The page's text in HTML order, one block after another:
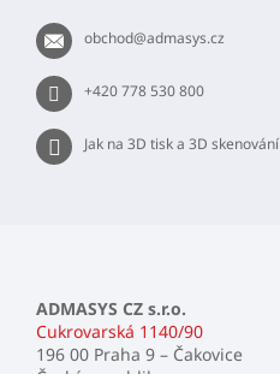
obchod@admasys.cz
+420 778 530 800
Jak na 3D tisk a 3D skenování
ADMASYS CZ s.r.o.
Cukrovarská 1140/90
196 00 Praha 9 – Čakovice